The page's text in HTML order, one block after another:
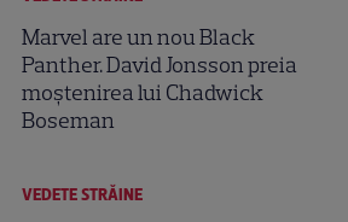
Marvel are un nou Black
Panther. David Jonsson preia
moștenirea lui Chadwick
Boseman
VEDETE STRĂINE